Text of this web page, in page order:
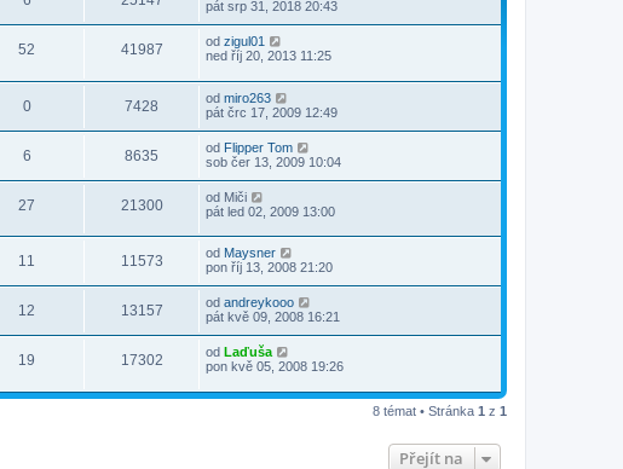
pát srp 31, 2018 20:43
52 41987 od zigul01
ned říj 20, 2013 11:25
0 7428 od miro263
pát črc 17, 2009 12:49
6 8635 od Flipper Tom
sob čer 13, 2009 10:04
27 21300 od Miči
pát led 02, 2009 13:00
11 11573 od Maysner
pon říj 13, 2008 21:20
12 13157 od andreykooo
pát kvě 09, 2008 16:21
19 17302 od Laďuša
pon kvě 05, 2008 19:26
8 témat • Stránka 1 z 1
Přejít na